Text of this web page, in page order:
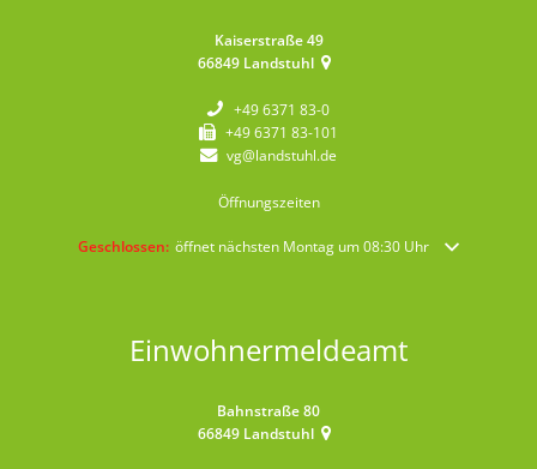
Kaiserstraße 49
66849 Landstuhl
+49 6371 83-0
+49 6371 83-101
vg@landstuhl.de
Öffnungszeiten
Klicken, um weitere Öffnungs- oder Schließzeiten auszublenden
Geschlossen: öffnet nächsten Montag um 08:30 Uhr
Einwohnermeldeamt
Bahnstraße 80
66849 Landstuhl